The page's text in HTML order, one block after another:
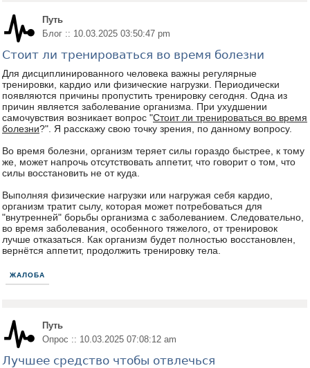
Путь
Блог :: 10.03.2025 03:50:47 pm
Стоит ли тренироваться во время болезни
Для дисциплинированного человека важны регулярные
тренировки, кардио или физические нагрузки. Периодически
появляются причины пропустить тренировку сегодня. Одна из
причин является заболевание организма. При ухудшении
самочувствия возникает вопрос "Стоит ли тренироваться во время
болезни?". Я расскажу свою точку зрения, по данному вопросу.
Во время болезни, организм теряет силы гораздо быстрее, к тому
же, может напрочь отсутствовать аппетит, что говорит о том, что
силы восстановить не от куда.
Выполняя физические нагрузки или нагружая себя кардио,
организм тратит сылу, которая может потребоваться для
"внутренней" борьбы организма с заболеванием. Следовательно,
во время заболевания, особенного тяжелого, от тренировок
лучше отказаться. Как организм будет полностью восстановлен,
вернётся аппетит, продолжить тренировку тела.
ЖАЛОБА
Путь
Опрос :: 10.03.2025 07:08:12 am
Лучшее средство чтобы отвлечься